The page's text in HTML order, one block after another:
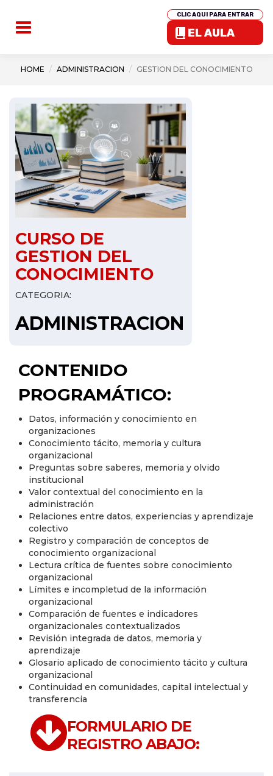
CLIC AQUI PARA ENTRAR
EL AULA
HOME ADMINISTRACION GESTION DEL CONOCIMIENTO
CURSO DE
GESTION DEL
CONOCIMIENTO
CATEGORIA:
ADMINISTRACION
CONTENIDO
PROGRAMÁTICO:
Datos, información y conocimiento en
organizaciones
Conocimiento tácito, memoria y cultura
organizacional
Preguntas sobre saberes, memoria y olvido
institucional
Valor contextual del conocimiento en la
administración
Relaciones entre datos, experiencias y aprendizaje
colectivo
Registro y comparación de conceptos de
conocimiento organizacional
Lectura crítica de fuentes sobre conocimiento
organizacional
Límites e incompletud de la información
organizacional
Comparación de fuentes e indicadores
organizacionales contextualizados
Revisión integrada de datos, memoria y
aprendizaje
Glosario aplicado de conocimiento tácito y cultura
organizacional
Continuidad en comunidades, capital intelectual y
transferencia
FORMULARIO DE
REGISTRO ABAJO: